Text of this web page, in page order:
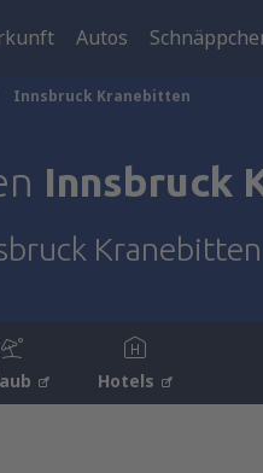
Autos
Innsbruck Kranebitten
Innsbruck
Hotels